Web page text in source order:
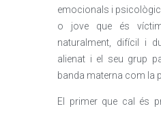
emocionals i
o jove que és
naturalment, difícil i
alienat i el seu grup
banda materna com la
El primer que cal és